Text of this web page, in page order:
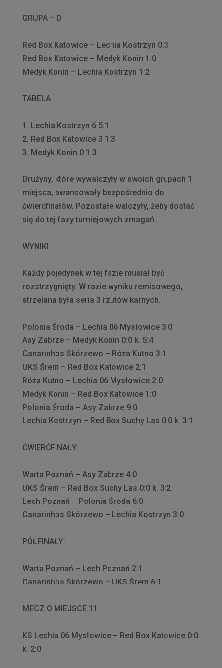
GRUPA – D
Red Box Katowice – Lechia Kostrzyn 0:3
Red Box Katowice – Medyk Konin 1:0
Medyk Konin – Lechia Kostrzyn 1:2
TABELA
1. Lechia Kostrzyn 6 5:1
2. Red Box Katowice 3 1:3
3. Medyk Konin 0 1:3
Drużyny, które wywalczyły w swoich grupach 1
miejsca, awansowały bezpośrednio do
ćwierćfinałów. Pozostałe walczyły, żeby dostać
się do tej fazy turniejowych zmagań.
WYNIKI:
Każdy pojedynek w tej fazie musiał być
rozstrzygnięty. W razie wyniku remisowego,
strzelana była seria 3 rzutów karnych.
Polonia Środa – Lechia 06 Mysłowice 3:0
Asy Zabrze – Medyk Konin 0:0 k. 5:4
Canarinhos Skórzewo – Róża Kutno 3:1
UKS Śrem – Red Box Katowice 2:1
Róża Kutno – Lechia 06 Mysłowice 2:0
Medyk Konin – Red Box Katowice 1:0
Polonia Środa – Asy Zabrze 9:0
Lechia Kostrzyn – Red Box Suchy Las 0:0 k. 3:1
ĆWIERĆFINAŁY:
Warta Poznań – Asy Zabrze 4:0
UKS Śrem – Red Box Suchy Las 0:0 k. 3:2
Lech Poznań – Polonia Środa 6:0
Canarinhos Skórzewo – Lechia Kostrzyn 3:0
PÓŁFINAŁY:
Warta Poznań – Lech Poznań 2:1
Canarinhos Skórzewo – UKS Śrem 6:1
MECZ O MIEJSCE 11
KS Lechia 06 Mysłowice – Red Box Katowice 0:0
k. 2:0